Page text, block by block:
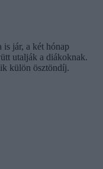
is jár, a két hónap
utalják a diákoknak.
külön ösztöndíj.